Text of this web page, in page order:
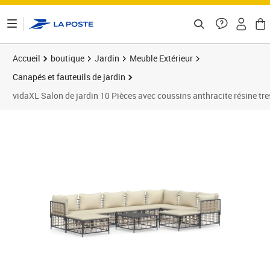
Accueil boutique Jardin
Meuble Extérieur
Canapés et fauteuils de jardin
vidaXL Salon de jardin 10 Pièces avec coussins anthracite résine